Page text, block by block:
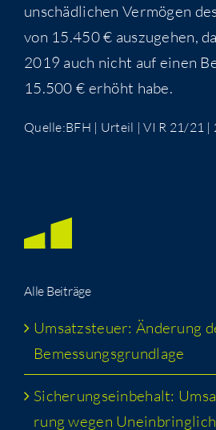
unschäd­li­chen Ver­mö­gen
von 15.450 € aus­zu­ge­hen,
2019 auch nicht auf einen
15.500 € erhöht habe.
Quelle:BFH | Urteil | VI R 21/21 |
Alle Bei­trä­ge
Umsatz­steu­er: Ände­rung
Bemessungsgrundlage
Siche­rungs­ein­be­halt:
rung wegen